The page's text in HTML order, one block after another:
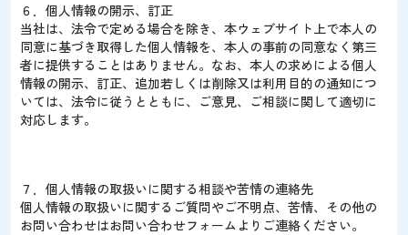
６．個人情報の開示、訂正
当社は、法令で定める場合を除き、本ウェブサイト上で本人の
同意に基づき取得した個人情報を、本人の事前の同意なく第三
者に提供することはありません。なお、本人の求めによる個人
情報の開示、訂正、追加若しくは削除又は利用目的の通知につ
いては、法令に従うとともに、ご意見、ご相談に関して適切に
対応します。
７．個人情報の取扱いに関する相談や苦情の連絡先
個人情報の取扱いに関するご質問やご不明点、苦情、その他の
お問い合わせはお問い合わせフォームよりご連絡ください。